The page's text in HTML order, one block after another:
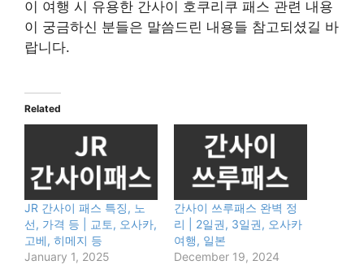
이 여행 시 유용한 간사이 호쿠리쿠 패스 관련 내용
이 궁금하신 분들은 말씀드린 내용들 참고되셨길 바
랍니다.
Related
JR 간사이 패스 특징, 노
선, 가격 등 | 교토, 오사카,
고베, 히메지 등
January 1, 2025
간사이 쓰루패스 완벽 정
리 | 2일권, 3일권, 오사카
여행, 일본
December 19, 2024